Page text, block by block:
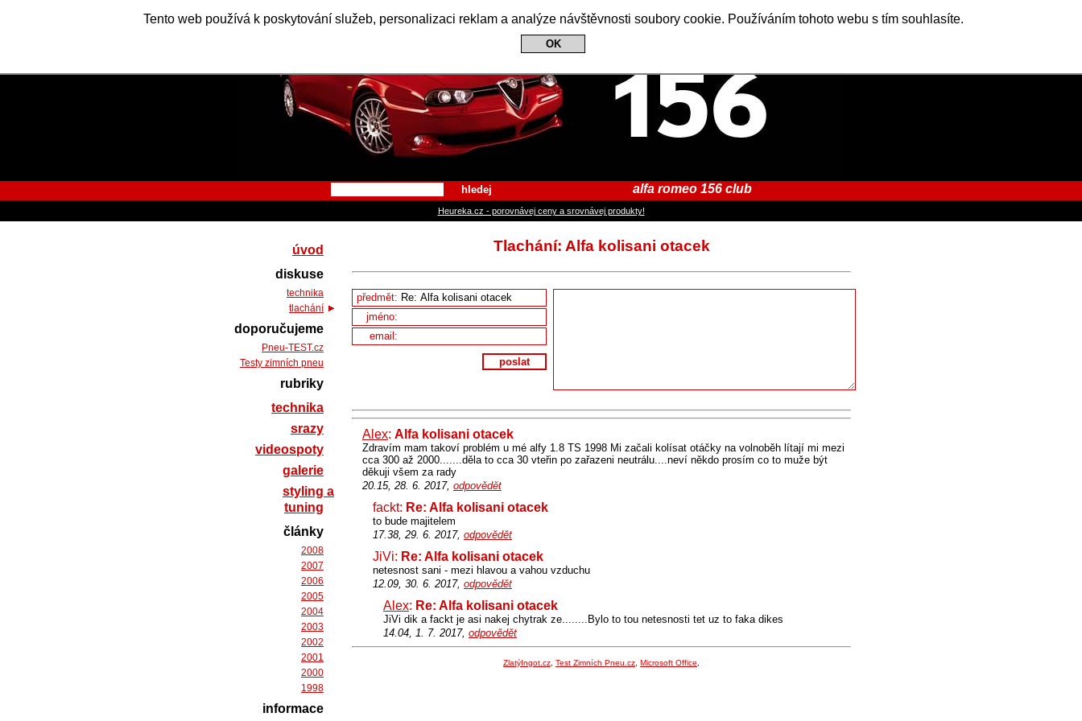
Tento web používá k poskytování služeb, personalizaci reklam a analýze návštěvnosti soubory cookie. Používáním tohoto webu s tím souhlasíte.
OK
Alfa Romeo 156 Club
hledej alfa romeo 156 club
Heureka.cz - porovnávej ceny a srovnávej produkty!
Tlachání: Alfa kolisani otacek
předmět:
jméno:
email:
poslat
Alex: Alfa kolisani otacek
Zdravím mam takoví problém u mé alfy 1.8 TS 1998 Mi začali kolísat otáčky na volnoběh lítají mi mezi
cca 300 až 2000.......děla to cca 30 vteřin po zařazeni neutrálu....neví někdo prosím co to muže být
děkuji všem za rady
20.15, 28. 6. 2017, odpovědět
fackt: Re: Alfa kolisani otacek
to bude majitelem
17.38, 29. 6. 2017, odpovědět
JiVi: Re: Alfa kolisani otacek
netesnost sani - mezi hlavou a vahou vzduchu
12.09, 30. 6. 2017, odpovědět
Alex: Re: Alfa kolisani otacek
JiVi dik a fackt je asi nakej chytrak ze........Bylo to tou netesnosti tet uz to faka dikes
14.04, 1. 7. 2017, odpovědět
ZlatýIngot.cz Test Zimních Pneu.cz Microsoft Office
úvod
diskuse
technika
tlachání
doporučujeme
Pneu-TEST.cz
Testy zimních pneu
rubriky
technika
srazy
videospoty
galerie
styling a
tuning
články
2008
2007
2006
2005
2004
2003
2002
2001
2000
1998
informace